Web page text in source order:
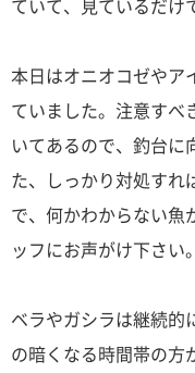
ていて、見ているだけ
本日はオニオコゼやア
ていました。注意すべ
いてあるので、釣台に
た、しっかり対処すれ
で、何かわからない魚
ッフにお声がけ下さい。
ベラやガシラは継続的
の暗くなる時間帯の方